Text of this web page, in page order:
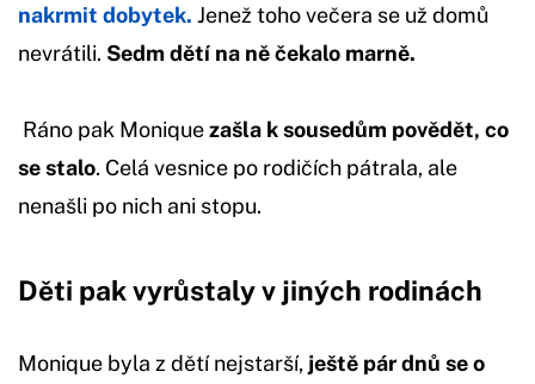
nakrmit dobytek. Jenež toho večera se už domů
nevrátili. Sedm dětí na ně čekalo marně.
Ráno pak Moniquezašla k sousedům povědět, co
se stalo. Celá vesnice po rodičích pátrala, ale
nenašli po nich ani stopu.
Děti pak vyrůstaly v jiných rodinách
Monique byla z dětí nejstarší, ještě pár dnů se o